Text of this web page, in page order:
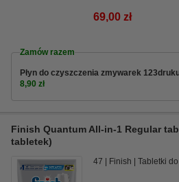
69,00 zł
Zamów razem
Płyn do czyszczenia zmywarek
8,90 zł
Finish Quantum All-in-1 Regular
tabletek)
47 Finish Tabletki